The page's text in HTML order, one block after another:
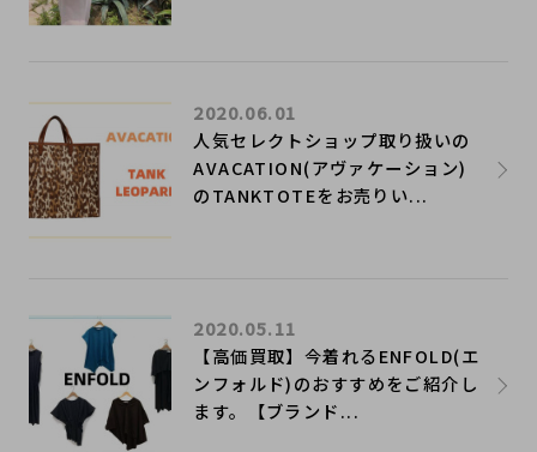
人気セレクトショップ取り扱いの
AVACATION(アヴァケーション)
のTANKTOTEをお売りい...
2020.06.01
【高価買取】今着れるENFOLD(エ
ンフォルド)のおすすめをご紹介し
ます。【ブランド...
2020.05.11